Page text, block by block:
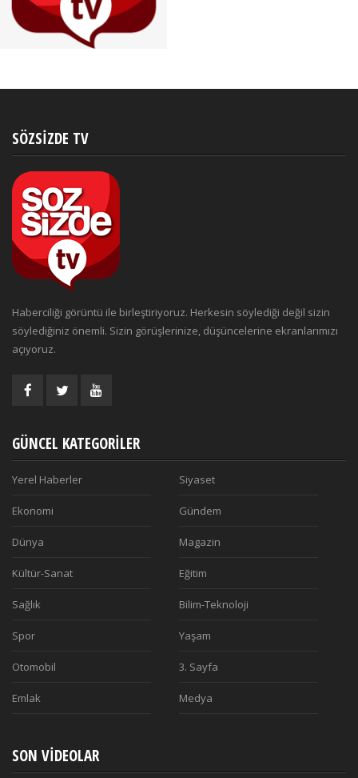
SÖZSIZDE TV
Haberciliği görüntü ile birleştiriyoruz. Herkesin söylediği değil sizin
söylediğiniz önemli. Sizin görüşlerinize, düşüncelerine ekranlarımızı
açıyoruz.
GÜNCEL KATEGORILER
Yerel Haberler Siyaset
Ekonomi Gündem
Dünya Magazin
Kültür-Sanat Eğitim
Sağlık Bilim-Teknoloji
Spor Yaşam
Otomobil 3. Sayfa
Emlak Medya
SON VIDEOLAR